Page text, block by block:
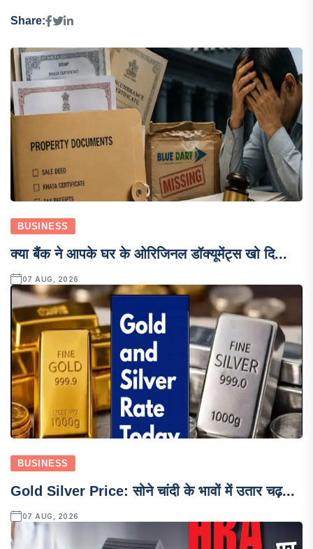
Share:
BUSINESS
क्या बैंक ने आपके घर के ओरिजिनल डॉक्यूमेंट्स खो दि...
07 AUG, 2026
BUSINESS
Gold Silver Price: सोने चांदी के भावों में उतार चढ़...
07 AUG, 2026